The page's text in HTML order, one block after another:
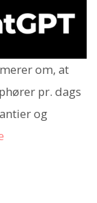
om, at
pr. dags
og